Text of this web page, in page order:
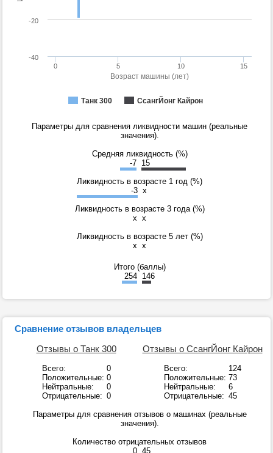
Возраст машины (лет)
Танк 300 СсангЙонг Кайрон
0 5 10 15
-40
-20
Параметры для сравнения ликвидности машин (реальные
значения).
Средняя ликвидность (%)
-7 15
Ликвидность в возрасте 1 год (%)
-3 x
Ликвидность в возрасте 3 года (%)
x x
Ликвидность в возрасте 5 лет (%)
x x
Итого (баллы)
254 146
Сравнение отзывов владельцев
Отзывы о Танк 300
Всего:
0
Положительные: 0
Нейтральные:
0
Отрицательные: 0
Отзывы о СсангЙонг Кайрон
Всего:
124
Положительные: 73
Нейтральные:
6
Отрицательные: 45
Параметры для сравнения отзывов о машинах (реальные
значения).
Количество отрицательных отзывов
0 45